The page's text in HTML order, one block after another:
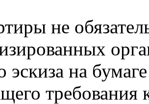
не
эскиза на